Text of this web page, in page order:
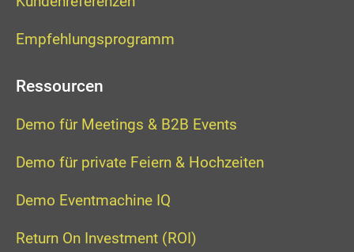
Empfehlungsprogramm
Ressourcen
Demo für Meetings & B2B Events
Demo für private Feiern & Hochzeiten
Demo Eventmachine IQ
Return On Investment (ROI)